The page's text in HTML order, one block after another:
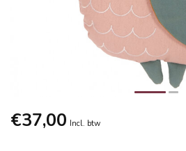
€37,00 Incl. btw